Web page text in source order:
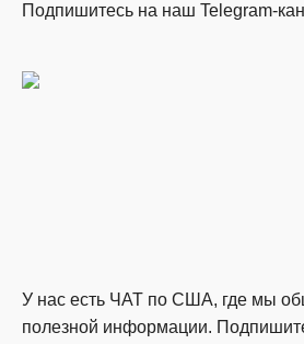
Подпишитесь на наш Telegram-
У нас есть ЧАТ по США, где мы
полезной информации.